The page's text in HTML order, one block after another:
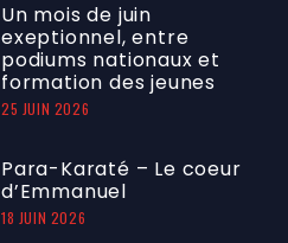
Un mois de juin
exeptionnel, entre
podiums nationaux et
formation des jeunes
25 JUIN 2026
Para-Karaté – Le coeur
d’Emmanuel
18 JUIN 2026